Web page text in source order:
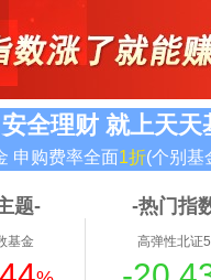
全理财 就上天天
申购费率全面1折(个别基
题-
基金
-热门指
高弹性北证